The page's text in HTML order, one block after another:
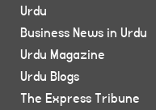
Urdu
Business News in Urdu
Urdu Magazine
Urdu Blogs
The Express Tribune